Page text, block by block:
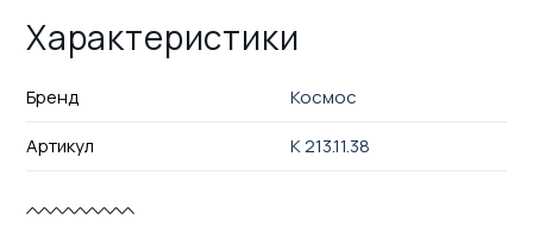
Характеристики
Бренд
Космос
Артикул
K 213.11.38